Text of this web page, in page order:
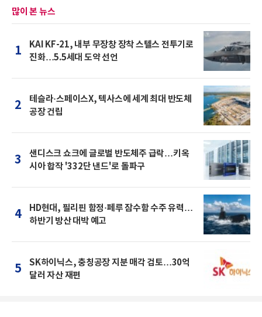
많이 본 뉴스
1
KAI KF-21, 내부 무장창 장착 스텔스 전투기로
진화…5.5세대 도약 선언
2
테슬라·스페이스X, 텍사스에 세계 최대 반도체
공장 건립
3
샌디스크 쇼크에 글로벌 반도체주 급락…키옥
시아 합작 '332단 낸드'로 돌파구
4
HD현대, 필리핀 함정·페루 잠수함 수주 유력…
하반기 방산 대박 예고
5
SK하이닉스, 충칭공장 지분 매각 검토…30억
달러 자산 재편